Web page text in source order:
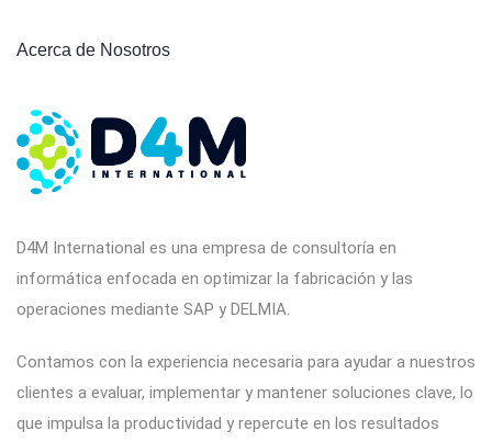
Acerca de Nosotros
D4M International es una empresa de consultoría en
informática enfocada en optimizar la fabricación y las
operaciones mediante SAP y DELMIA.
Contamos con la experiencia necesaria para ayudar a nuestros
clientes a evaluar, implementar y mantener soluciones clave, lo
que impulsa la productividad y repercute en los resultados